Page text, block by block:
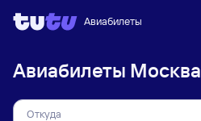
Авиабилеты
Авиабилеты Москва
Откуда